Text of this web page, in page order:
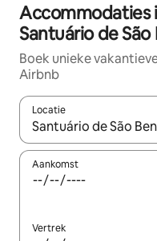
Accommodaties
Santuário de
Boek unieke
Airbnb
Locatie
Wanneer er resultaten
Aankomst
Vertrek